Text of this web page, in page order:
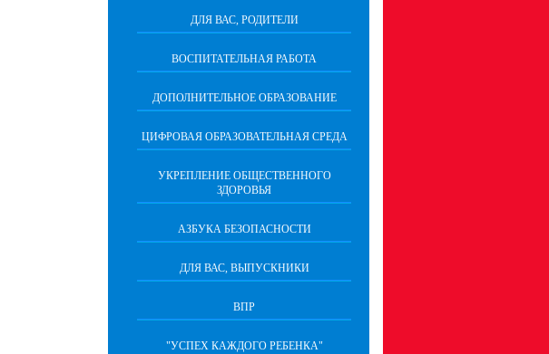
ДЛЯ ВАС, РОДИТЕЛИ
ВОСПИТАТЕЛЬНАЯ РАБОТА
ДОПОЛНИТЕЛЬНОЕ ОБРАЗОВАНИЕ
ЦИФРОВАЯ ОБРАЗОВАТЕЛЬНАЯ СРЕДА
УКРЕПЛЕНИЕ ОБЩЕСТВЕННОГО
ЗДОРОВЬЯ
АЗБУКА БЕЗОПАСНОСТИ
ДЛЯ ВАС, ВЫПУСКНИКИ
ВПР
"УСПЕХ КАЖДОГО РЕБЕНКА"